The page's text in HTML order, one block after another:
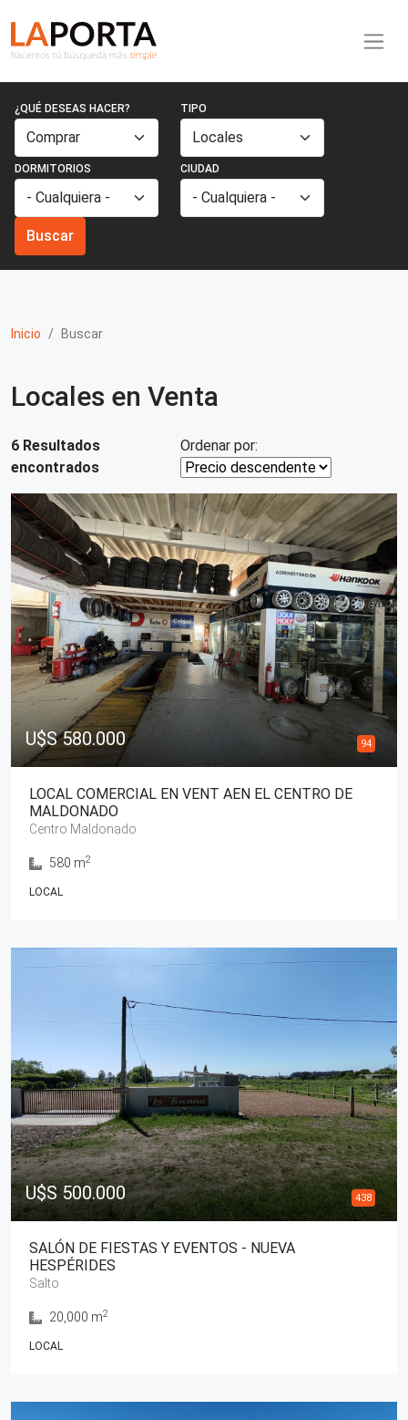
¿QUÉ DESEAS HACER? TIPO
DORMITORIOS CIUDAD
Buscar
Inicio Buscar
Locales en Venta
6 Resultados
encontrados
Ordenar por:
U$S 580.000 94
LOCAL COMERCIAL EN VENT AEN EL CENTRO DE
MALDONADO
Centro Maldonado
580 m2
LOCAL
U$S 500.000 438
SALÓN DE FIESTAS Y EVENTOS - NUEVA
HESPÉRIDES
Salto
20,000 m2
LOCAL